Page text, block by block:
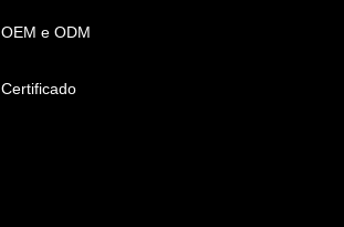
OEM e ODM
Certificado